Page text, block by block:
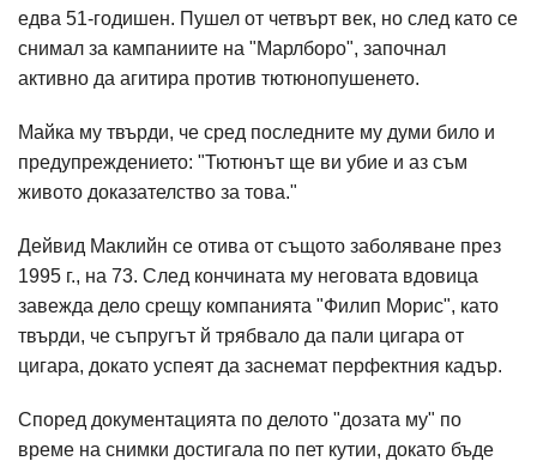
едва 51-годишен. Пушел от четвърт век, но след като се
снимал за кампаниите на "Марлборо", започнал
активно да агитира против тютюнопушенето.
Майка му твърди, че сред последните му думи било и
предупреждението: "Тютюнът ще ви убие и аз съм
живото доказателство за това."
Дейвид Маклийн се отива от същото заболяване през
1995 г., на 73. След кончината му неговата вдовица
завежда дело срещу компанията "Филип Морис", като
твърди, че съпругът й трябвало да пали цигара от
цигара, докато успеят да заснемат перфектния кадър.
Според документацията по делото "дозата му" по
време на снимки достигала по пет кутии, докато бъде